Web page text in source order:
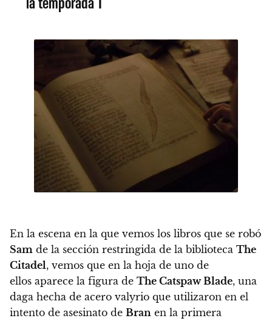
En la escena en la que vemos los libros que se robó
Sam de la sección restringida de la biblioteca The
Citadel, vemos que en la hoja de uno de
ellos aparece la figura de The Catspaw Blade, una
daga hecha de acero valyrio que utilizaron en el
intento de asesinato de Bran en la primera